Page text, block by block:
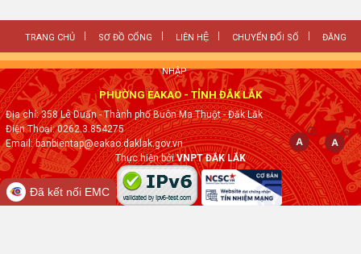
TRANG CHỦ SƠ ĐỒ CỔNG LIÊN HỆ CHUYỂN ĐỔI SỐ ĐĂNG
NHẬP
PHƯỜNG EAKAO - TỈNH ĐẮK LẮK
Địa chỉ: 358 Lê Duẩn - Thành phố Buôn Ma Thuột - Đăk Lăk
Điện Thoại: 0262.3.854275
Email: banbientap@eakao.daklak.gov.vn
Thực hiện bởiVNPT ĐẮK LẮK
Đã kết nối EMC